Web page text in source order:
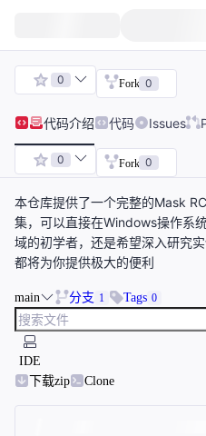
0 Fork 0
代码介绍 代码 Issues
0 Fork 0
本仓库提供了一个完整的Mask
集，可以直接在Windows操作系
域的初学者，还是希望深入研究
都将为你提供极大的便利
main 分支 1 Tags 0
IDE
下载zip
Clone